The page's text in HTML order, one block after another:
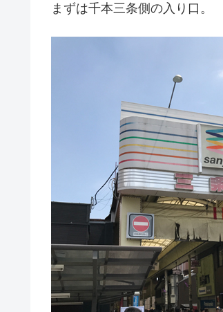
まずは千本三条側の入り口。